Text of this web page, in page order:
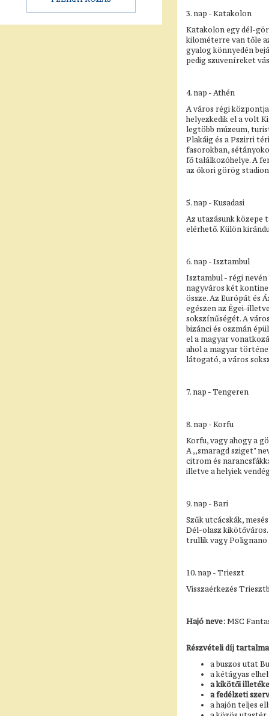
3. nap - Katakolon
Katakolon egy dél-
kilométerre van tőle
gyalog könnyedén
pedig szuveníreket
4. nap - Athén
A város régi
helyezkedik el a volt
legtöbb múzeum,
Plakáig és a Pszirri
fasorokban,
fő találkozóhelye. A
az ókori görög
5. nap - Kusadasi
Az utazásunk közepe
elérhető. Külön
6. nap - Isztambul
Isztambul - régi
nagyváros két
össze. Az Európát és
egészen az Égei-
sokszínűségét. A
bizánci és oszmán
el a magyar
ahol a magyar
látogató, a város
7. nap - Tengeren
8. nap - Korfu
Korfu, vagy ahogy a
A ,,smaragd sziget"
citrom és
illetve a helyiek
9. nap - Bari
Szűk utcácskák,
Dél-olasz
trullik vagy Polignano
10. nap - Trieszt
Visszaérkezés
Hajó neve: MSC
Részvételi díj
a buszos utat
a kétágyas
a kikötői
a fedélzeti
a hajón teljes